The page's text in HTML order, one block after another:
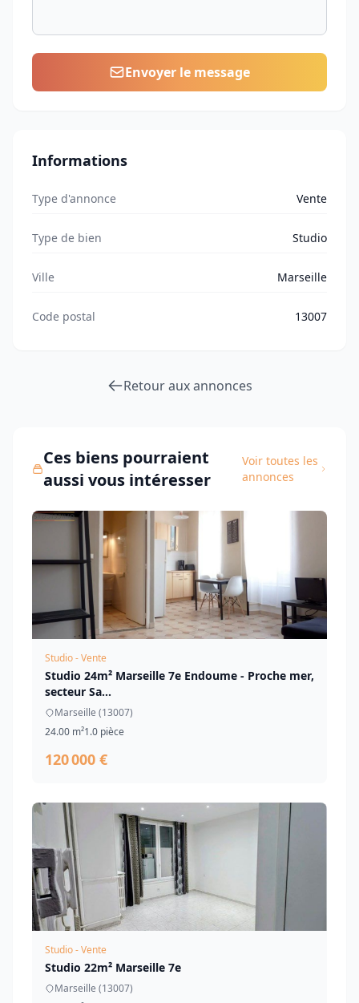
Envoyer le message
Informations
Type d'annonce Vente
Type de bien Studio
Ville Marseille
Code postal 13007
Retour aux annonces
Ces biens pourraient
aussi vous intéresser
Voir toutes les
annonces
Studio - Vente
Studio 24m² Marseille 7e Endoume - Proche mer,
secteur Sa...
Marseille (13007)
24.00 m²1.0 pièce
120 000 €
Studio - Vente
Studio 22m² Marseille 7e
Marseille (13007)